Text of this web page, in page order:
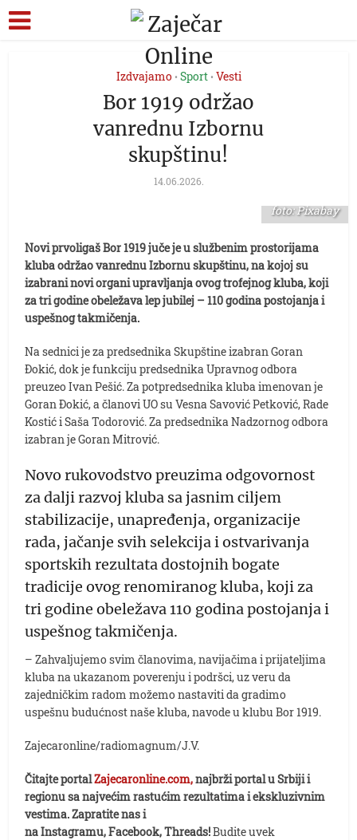
Izdvajamo • Sport • Vesti
Bor 1919 održao
vanrednu Izbornu
skupštinu!
14.06.2026.
foto: Pixabay
Novi prvoligaš Bor 1919 juče je u službenim prostorijama
kluba održao vanrednu Izbornu skupštinu, na kojoj su
izabrani novi organi upravljanja ovog trofejnog kluba, koji
za tri godine obeležava lep jubilej – 110 godina postojanja i
uspešnog takmičenja.
Na sednici je za predsednika Skupštine izabran Goran
Đokić, dok je funkciju predsednika Upravnog odbora
preuzeo Ivan Pešić. Za potpredsednika kluba imenovan je
Goran Đokić, a članovi UO su Vesna Savović Petković, Rade
Kostić i Saša Todorović. Za predsednika Nadzornog odbora
izabran je Goran Mitrović.
Novo rukovodstvo preuzima odgovornost
za dalji razvoj kluba sa jasnim ciljem
stabilizacije, unapređenja, organizacije
rada, jačanje svih selekcija i ostvarivanja
sportskih rezultata dostojnih bogate
tradicije ovog renomiranog kluba, koji za
tri godine obeležava 110 godina postojanja i
uspešnog takmičenja.
– Zahvaljujemo svim članovima, navijačima i prijateljima
kluba na ukazanom poverenju i podršci, uz veru da
zajedničkim radom možemo nastaviti da gradimo
uspešnu budućnost naše kluba, navode u klubu Bor 1919.
Zajecaronline/radiomagnum/J.V.
Čitajte portalZajecaronline.com,najbrži portal u Srbiji i
regionu sa najvećim rastućim rezultatima i ekskluzivnim
vestima. Zapratite nas i
na Instagramu, Facebook, Threads!Budite uvek